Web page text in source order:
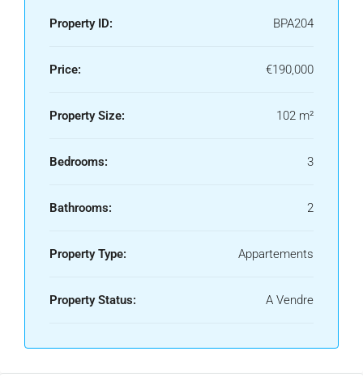
Property ID: BPA204
Price: €190,000
Property Size: 102 m²
Bedrooms: 3
Bathrooms: 2
Property Type: Appartements
Property Status: A Vendre